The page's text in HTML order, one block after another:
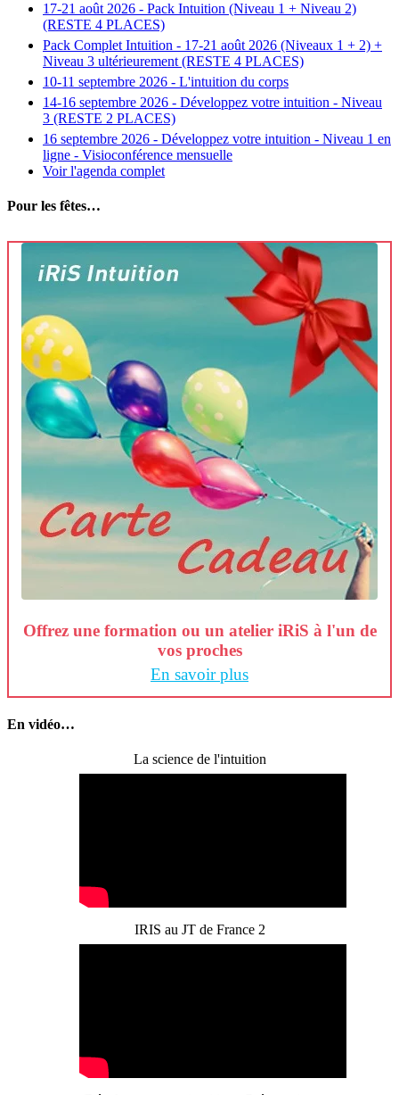
17-21 août 2026 - Pack Intuition (Niveau 1 + Niveau 2)
(RESTE 4 PLACES)
Pack Complet Intuition - 17-21 août 2026 (Niveaux 1 + 2) +
Niveau 3 ultérieurement (RESTE 4 PLACES)
10-11 septembre 2026 - L'intuition du corps
14-16 septembre 2026 - Développez votre intuition - Niveau
3 (RESTE 2 PLACES)
16 septembre 2026 - Développez votre intuition - Niveau 1 en
ligne - Visioconférence mensuelle
Voir l'agenda complet
Pour les fêtes…
Offrez une formation ou un atelier iRiS à l'un de
vos proches
En savoir plus
En vidéo…
La science de l'intuition
IRIS au JT de France 2